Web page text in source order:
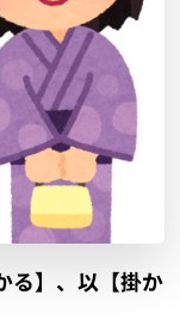
る】、以【掛か